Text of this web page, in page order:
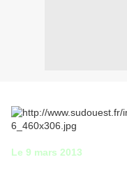
Le 9 mars 2013